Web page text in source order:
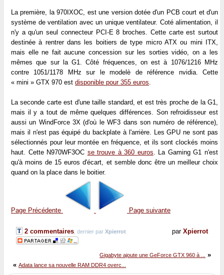
La première, la 970IXOC, est une version dotée d'un PCB court et d'un
système de ventilation avec un unique ventilateur. Coté alimentation, il
n'y a qu'un seul connecteur PCI-E 8 broches. Cette carte est surtout
destinée à rentrer dans les boitiers de type micro ATX ou mini ITX,
mais elle ne fait aucune concession sur les sorties vidéo, on a les
mêmes que sur la G1. Côté fréquences, on est à 1076/1216 MHz
contre 1051/1178 MHz sur le modelè de référence nvidia. Cette
« mini » GTX 970 est disponible pour 355 euros
La seconde carte est d'une taille standard, et est très proche de la G1,
mais il y a tout de même quelques différences. Son refroidisseur est
aussi un WindForce 3X (d'où le WF3 dans son numéro de référence),
mais il n'est pas équipé du backplate à l'arrière. Les GPU ne sont pas
sélectionnés pour leur montée en fréquence, et ils sont clockés moins
haut. Cette N970WF3OC se trouve à 360 euros . La Gaming G1 n'est
qu'à moins de 15 euros d'écart, et semble donc être un meilleur choix
quand on la place dans le boitier.
Page Précédente Page suivante
par Xpierrot
2 commentaires , dernier par Xpierrot
Gigabyte ajoute une GeForce GTX 960 à ...
»
« Adata lance sa nouvelle RAM DDR4 overc...